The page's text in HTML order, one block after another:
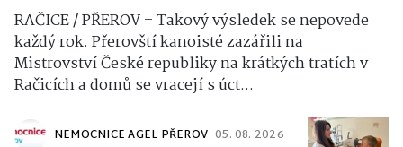
RAČICE / PŘEROV – Takový výsledek se nepovede
každý rok. Přerovští kanoisté zazářili na
Mistrovství České republiky na krátkých tratích v
Račicích a domů se vracejí s úct...
NEMOCNICE AGEL PŘEROV 05. 08. 2026